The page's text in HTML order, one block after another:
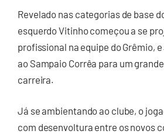
Revelado nas categorias de base
esquerdo Vitinho começou a se
profissional na equipe do Grêmio, e
ao Sampaio Corrêa para um
carreira.
Já se ambientando ao clube, o
com desenvoltura entre os novos